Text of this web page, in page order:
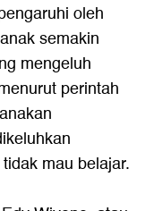
oleh
semakin
mengeluh
perintah
mau belajar.